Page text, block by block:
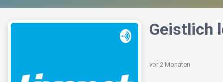
Geistlich
vor 2 Monaten